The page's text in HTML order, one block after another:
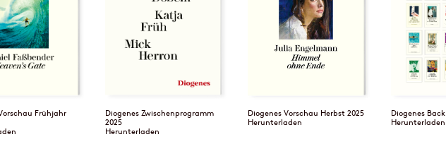
Frühjahr
Diogenes Zwischenprogramm
2025
Herunterladen
Diogenes Vorschau Herbst 2025
Herunterladen
Diogenes
Herunterladen